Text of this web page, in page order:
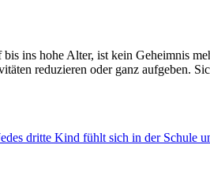
ins hohe Alter, ist kein Geheimnis
reduzieren oder ganz aufgeben.
dritte Kind fühlt sich in der Schule